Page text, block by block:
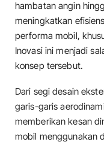
hambatan angin
meningkatkan
performa mobil,
Inovasi ini menjadi
konsep tersebut.
Dari segi desain
garis-garis
memberikan kesan
mobil menggunakan